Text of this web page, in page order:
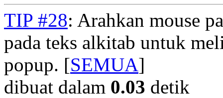
TIP #28: Arahkan mouse
pada teks alkitab untuk
popup. [SEMUA]
dibuat dalam 0.03 detik